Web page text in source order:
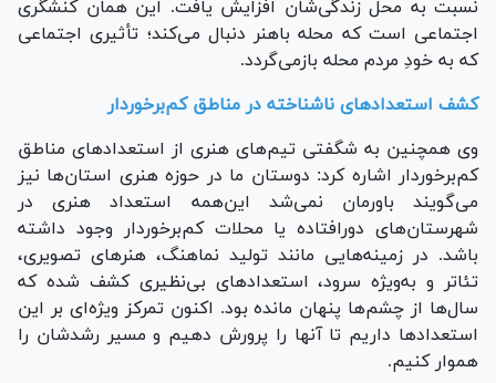
نسبت به محل زندگی‌شان افزایش یافت. این همان کنشگری
اجتماعی است که محله باهنر دنبال می‌کند؛ تأثیری اجتماعی
که به خودِ مردم محله بازمی‌گردد.
کشف استعداد‌های ناشناخته در مناطق کم‌برخوردار
وی همچنین به شگفتی تیم‌های هنری از استعداد‌های مناطق
کم‌برخوردار اشاره کرد: دوستان ما در حوزه هنری استان‌ها نیز
می‌گویند باورمان نمی‌شد این‌همه استعداد هنری در
شهرستان‌های دورافتاده یا محلات کم‌برخوردار وجود داشته
باشد. در زمینه‌هایی مانند تولید نماهنگ، هنر‌های تصویری،
تئاتر و به‌ویژه سرود، استعداد‌های بی‌نظیری کشف شده که
سال‌ها از چشم‌ها پنهان مانده بود. اکنون تمرکز ویژه‌ای بر این
استعداد‌ها داریم تا آنها را پرورش دهیم و مسیر رشدشان را
هموار کنیم.